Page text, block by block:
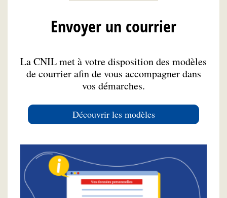
Envoyer un courrier
La CNIL met à votre disposition des modèles
de courrier afin de vous accompagner dans
vos démarches.
Découvrir les modèles